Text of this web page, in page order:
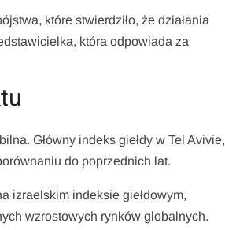
które stwierdziło, że działania
która odpowiada za
Główny indeks giełdy w Tel Avivie,
do poprzednich lat.
izraelskim indeksie giełdowym,
wzrostowych rynków globalnych.